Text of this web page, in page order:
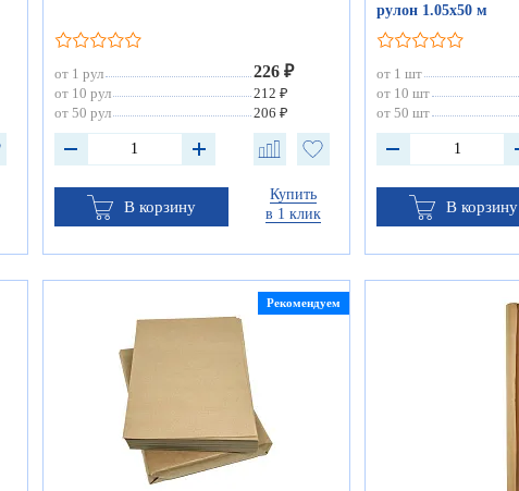
от 1 рул 226 ₽
от 10 рул
212 ₽
от 50 рул
206 ₽
В корзину
Купить
в 1 клик
рулон 1.05х50 м
от 1 шт
от 10 шт
от 50 шт
В корзину
Рекомендуем